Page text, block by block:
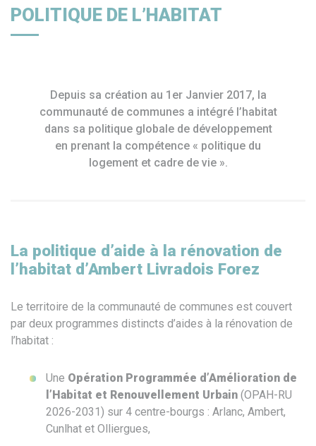
POLITIQUE DE L’HABITAT
Depuis sa création au 1er Janvier 2017, la
communauté de communes a intégré l’habitat
dans sa politique globale de développement
en prenant la compétence « politique du
logement et cadre de vie ».
La politique d’aide à la rénovation de
l’habitat d’Ambert Livradois Forez
Le territoire de la communauté de communes est couvert
par deux programmes distincts d’aides à la rénovation de
l’habitat :
Une Opération Programmée d’Amélioration de
l’Habitat et Renouvellement Urbain (OPAH-RU
2026-2031) sur 4 centre-bourgs : Arlanc, Ambert,
Cunlhat et Olliergues,